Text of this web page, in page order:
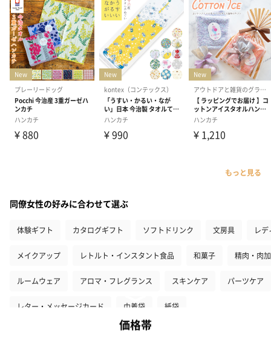
もっと見る
同僚女性の好みに合わせて選ぶ
体験ギフト カタログギフト ソフトドリンク 文房具 レ
メイクアップ レトルト・インスタント食品 和菓子 精肉・肉
ルームウェア アロマ・フレグランス スキンケア パーツケア
レター・メッセージカード 巾着袋 紙袋